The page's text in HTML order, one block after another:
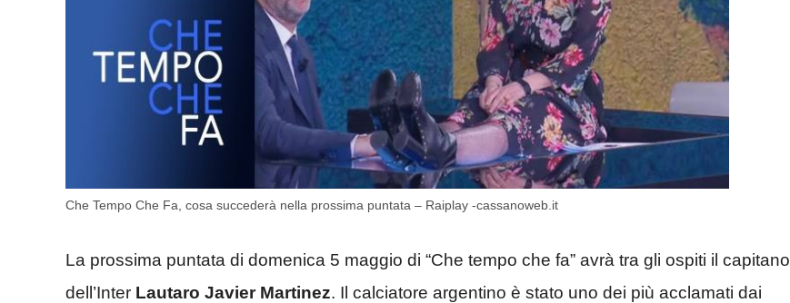
Che Tempo Che Fa, cosa succederà nella prossima puntata – Raiplay -cassanoweb.it
La prossima puntata di domenica 5 maggio di “Che tempo che fa” avrà tra gli ospiti il capitano
dell’Inter Lautaro Javier Martinez. Il calciatore argentino è stato uno dei più acclamati dai